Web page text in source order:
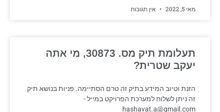
מאי 5, 2022 אין תגובות
תעלומת תיק מס. 30873, מי אתה
יעקב שטרית?
הזנת וטיוב המידע בתיק זה טרם הסתיימה. פניות בנושא תיק
זה ניתן לשלוח למערכת הפרויקט במייל -
hashavat.a@gmail.com